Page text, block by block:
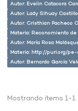
Autor: Evelin Catacora
Autor: Lady Sihuay
Autor: Cristhian Pacheco
Materia: Reconomiento
Autor: María Rosa
Materia: http://purl.org/
Autor: Bernardo García
Mostrando ítems 1-1